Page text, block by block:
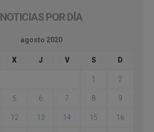
NOTICIAS POR DÍA
agosto 2020
X J V S D
1 2
5 6 7 8 9
12 13 14 15 16